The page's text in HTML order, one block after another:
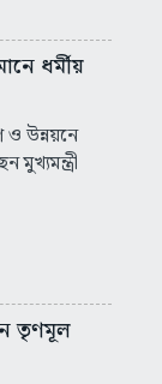
ধর্মীয়
ও উন্নয়নে
মুখ্যমন্ত্রী
তৃণমূল